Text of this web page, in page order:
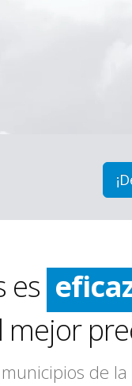
es
mejor
de